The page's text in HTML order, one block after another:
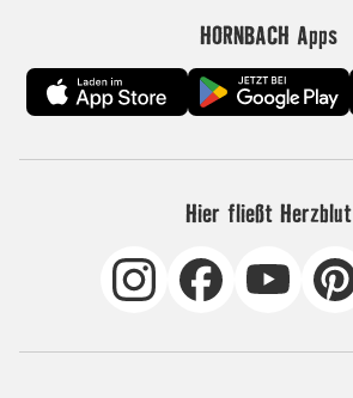
HORNBACH Apps
Hier fließt Herzblut